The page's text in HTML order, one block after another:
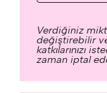
Verdiğiniz
değiştirebilir
katkılarınızı
zaman iptal